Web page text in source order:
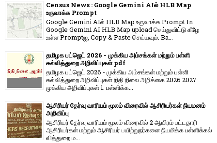
Census News : Google Gemini AIல் HLB Map
உருவாக்க Prompt
Google Gemini AIல் HLB Map உருவாக்க Prompt In
Google Gemini AI HLB Map upload செய்துவிட்டு கீழே
உள்ள Promptஐ, Copy & Paste செய்யவும். Ba...
தமிழக பட்ஜெட் 2026 - முக்கிய அம்சங்கள் மற்றும் பள்ளி
கல்வித்துறை அறிவிப்புகள் pdf
தமிழக பட்ஜெட் 2026 - முக்கிய அம்சங்கள் மற்றும் பள்ளி
கல்வித்துறை அறிவிப்புகள் நிதி நிலை அறிக்கை 2026 2027
முக்கிய அறிவிப்புகள் 1. பள்ளிக்க...
ஆசிரியர் தேர்வு வாரியம் மூலம் விரைவில் ஆசிரியர்கள் நியமனம்
அறிவிப்பு
ஆசிரியர் தேர்வு வாரி​யம் மூலம் விரை​வில் 2 ஆயிரம் பட்​ட​தாரி
ஆசிரியர்​கள் மற்​றும் ஆசிரியர் பயிற்றுநர்​களை நியமிக்க பள்​ளிக்​கல்​
வித்​துறை ம...